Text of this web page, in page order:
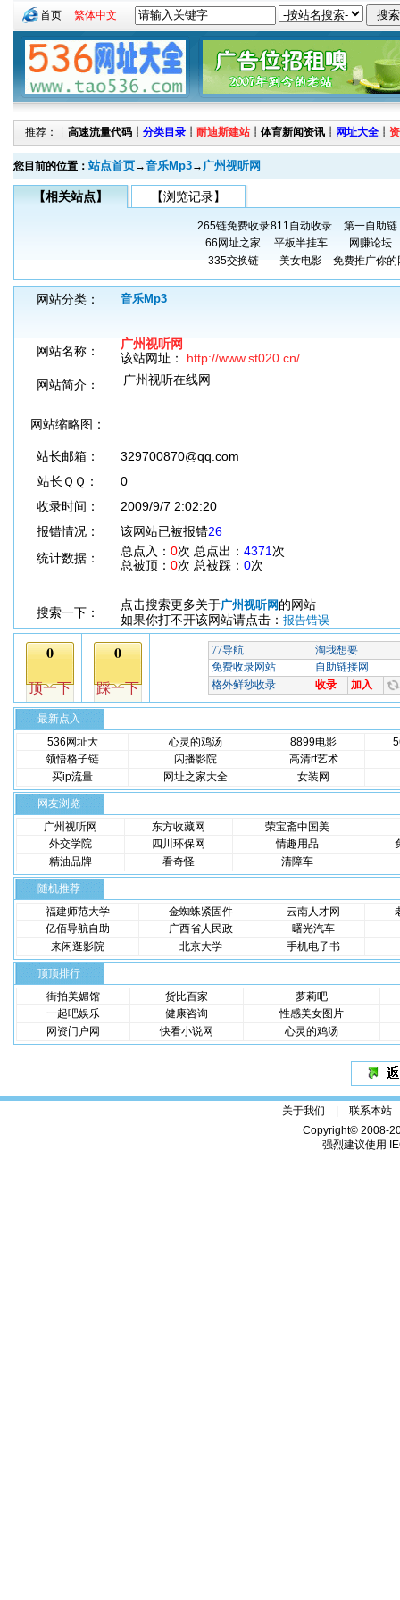
首页 繁体中文
推荐：┊ 高速流量代码 ┊ 分类目录 ┊ 耐迪斯建站 ┊ 体育新闻资讯 ┊ 网址大全 ┊
您目前的位置： 站点首页→音乐Mp3→ 广州视听网
【相关站点】 【浏览记录】
265链免费收录811自动收录
第一自助链
66网址之家
平板半挂车
网赚论坛
335交换链
美女电影 免费推广你的
网站分类： 音乐Mp3
网站名称：
广州视听网
该站网址： http://www.st020.cn/
网站简介：
广州视听在线网
网站缩略图：
站长邮箱：
329700870@qq.com
站长ＱＱ：
0
收录时间：
2009/9/7 2:02:20
报错情况：
该网站已被报错26
统计数据：
总点入： 0次 总点出： 4371 次
总被顶： 0次 总被踩： 0次
搜索一下：
点击搜索更多关于广州视听网 的网站
如果你打不开该网站请点击： 报告错误
最新点入
536网址大
心灵的鸡汤 8899电影
领悟格子链
闪播影院
高清rt艺术
买ip流量
网址之家大全 女装网
网友浏览
广州视听网
东方收藏网
荣宝斋中国美
外交学院
四川环保网 情趣用品
精油品牌
看奇怪 清障车
随机推荐
福建师范大学
金蜘蛛紧固件 云南人才网
亿佰导航自助
广西省人民政
曙光汽车
来闲逛影院
北京大学 手机电子书
顶顶排行
街拍美媚馆
货比百家
萝莉吧
一起吧娱乐
健康咨询
性感美女图片
网资门户网
快看小说网 心灵的鸡汤
关于我们 | 联系本站
Copyright© 2008-
强烈建议使用